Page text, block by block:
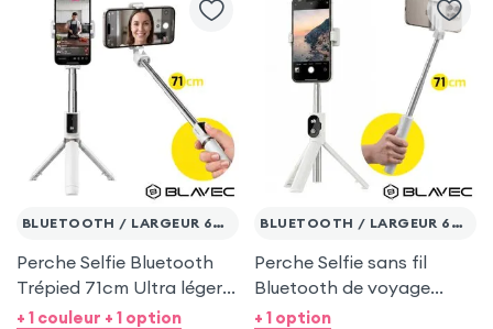
BLUETOOTH / LARGEUR 65 À 95MM
Perche Selfie Bluetooth
Trépied 71cm Ultra léger
Portable Blanc
+ 1 couleur + 1 option
BLUETOOTH / LARGEUR 65 À 95MM
Perche Selfie sans fil
Bluetooth de voyage
Trépied stable 71cm -
+ 1 option